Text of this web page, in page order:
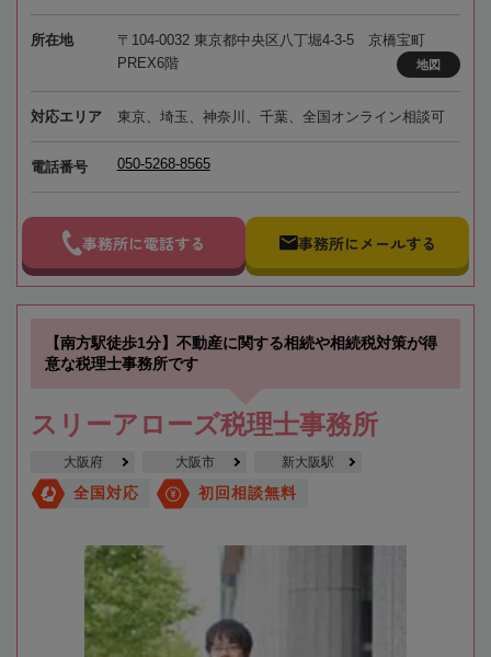
所在地
〒104-0032 東京都中央区八丁堀4-3-5 京橋宝町
PREX6階
地図
対応エリア 東京、埼玉、神奈川、千葉、全国オンライン相談可
電話番号 050-5268-8565
事務所に電話する 事務所にメールする
【南方駅徒歩1分】不動産に関する相続や相続税対策が得
意な税理士事務所です
スリーアローズ税理士事務所
大阪府 大阪市 新大阪駅
全国対応 初回相談無料